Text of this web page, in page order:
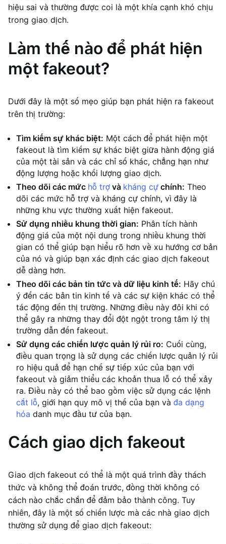
hiệu sai và thường được coi là một khía cạnh khó chịu
trong giao dịch.
Làm thế nào để phát hiện
một fakeout?
Dưới đây là một số mẹo giúp bạn phát hiện ra fakeout
trên thị trường:
Tìm kiếm sự khác biệt: Một cách để phát hiện một
fakeout là tìm kiếm sự khác biệt giữa hành động giá
của một tài sản và các chỉ số khác, chẳng hạn như
động lượng hoặc khối lượng giao dịch.
Theo dõi các mức hỗ trợ và kháng cự chính: Theo
dõi các mức hỗ trợ và kháng cự chính, vì đây là
những khu vực thường xuất hiện fakeout.
Sử dụng nhiều khung thời gian: Phân tích hành
động giá của một nội dung trong nhiều khung thời
gian có thể giúp bạn hiểu rõ hơn về xu hướng cơ bản
của nó và giúp bạn xác định các giao dịch fakeout
dễ dàng hơn.
Theo dõi các bản tin tức và dữ liệu kinh tế: Hãy chú
ý đến các bản tin kinh tế và các sự kiện khác có thể
tác động đến thị trường. Những điều này đôi khi có
thể gây ra những thay đổi đột ngột trong tâm lý thị
trường dẫn đến fakeout.
Sử dụng các chiến lược quản lý rủi ro: Cuối cùng,
điều quan trọng là sử dụng các chiến lược quản lý rủi
ro hiệu quả để hạn chế sự tiếp xúc của bạn với
fakeout và giảm thiểu các khoản thua lỗ có thể xảy
ra. Điều này có thể bao gồm việc sử dụng các lệnh
cắt lỗ, giới hạn quy mô vị thế của bạn và đa dạng
hóa danh mục đầu tư của bạn.
Cách giao dịch fakeout
Giao dịch fakeout có thể là một quá trình đầy thách
thức và không thể đoán trước, đồng thời không có
cách nào chắc chắn để đảm bảo thành công. Tuy
nhiên, đây là một số chiến lược mà các nhà giao dịch
thường sử dụng để giao dịch fakeout: